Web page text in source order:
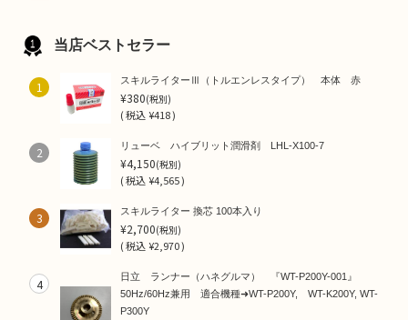
当店ベストセラー
1 スキルライターⅢ（トルエンレスタイプ） 本体 赤
¥380(税別)
(税込¥418 )
2 リューベ ハイブリット潤滑剤 LHL-X100-7
¥4,150(税別)
(税込¥4,565 )
3 スキルライター 換芯 100本入り
¥2,700(税別)
(税込¥2,970 )
4
日立 ランナー（ハネグルマ） 『WT-P200Y-001』
50Hz/60Hz兼用 適合機種➜WT-P200Y, WT-K200Y, WT-
P300Y